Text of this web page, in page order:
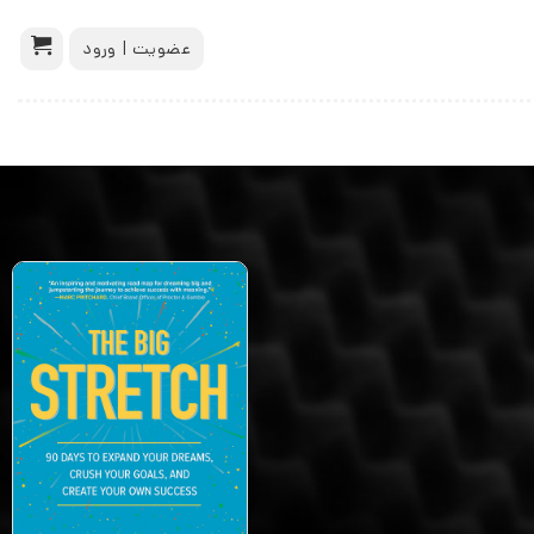
عضویت | ورود